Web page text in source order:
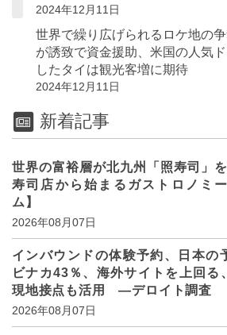
2024年12月11日
世界で繰り広げられるロケ地の
が誘致で資金援助、米国の人気
したタイは観光客増に期待
2024年12月11日
新着記事
世界の富裕層が北九州「照寿司」
寿司店から始まるガストロノミ
ム】
2026年08月07日
インバウンドの体験予約、日本の
ビナカ43％、海外サイトを上回る
現地接点も活用 ―デロイト調査
2026年08月07日